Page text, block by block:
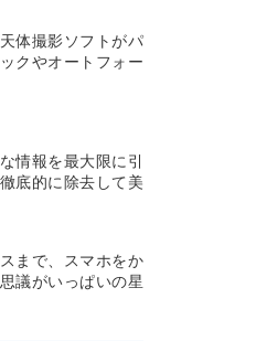
体撮影ソフトがパ
クやオートフォー
情報を最大限に引
底的に除去して美
まで、スマホをか
議がいっぱいの星